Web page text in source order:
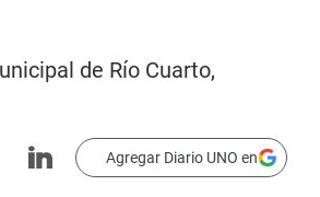
de Río Cuarto,
Agregar Diario UNO en